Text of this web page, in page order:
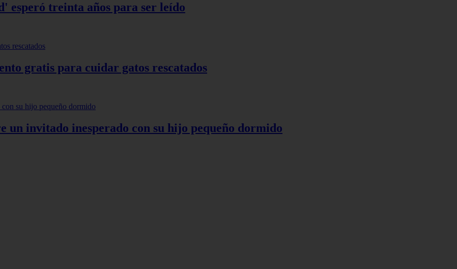
esperó treinta años para ser leído
gratis para cuidar gatos rescatados
un invitado inesperado con su hijo pequeño dormido